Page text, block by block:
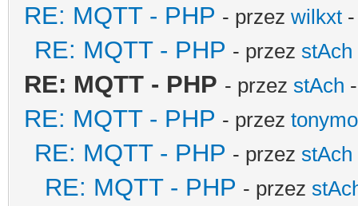
RE: MQTT - PHP - przez wilkxt
RE: MQTT - PHP - przez stAch
RE: MQTT - PHP - przez stAch
RE: MQTT - PHP - przez
RE: MQTT - PHP - przez stAch
RE: MQTT - PHP - przez